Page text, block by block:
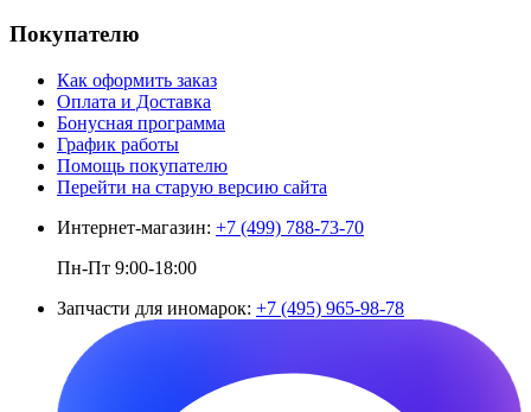
Покупателю
Как оформить заказ
Оплата и Доставка
Бонусная программа
График работы
Помощь покупателю
Перейти на старую версию сайта
Интернет-магазин: +7 (499) 788-73-70
Пн-Пт 9:00-18:00
Запчасти для иномарок: +7 (495) 965-98-78